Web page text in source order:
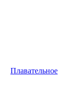
Плавательное